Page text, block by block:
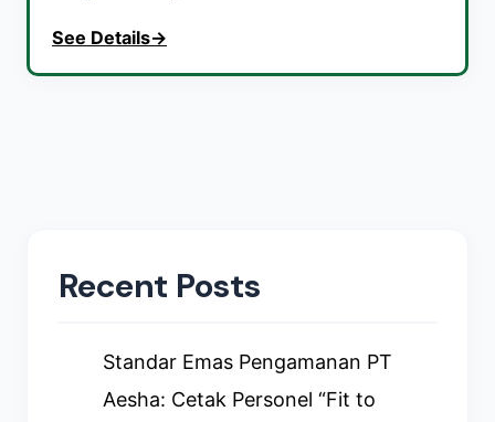
See Details→
Recent Posts
Standar Emas Pengamanan PT
Aesha: Cetak Personel “Fit to